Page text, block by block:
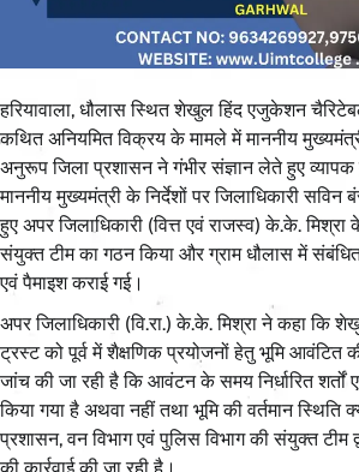
हरियावाला, धौलास स्थित शेखुल हिंद एजुकेशन
कथित अनियमित विक्रय के मामले में माननीय
अनुरूप जिला प्रशासन ने गंभीर संज्ञान लेते हुए व्यापक
माननीय मुख्यमंत्री के निर्देशों पर जिलाधिकारी
हुए अपर जिलाधिकारी (वित्त एवं राजस्व) के.के.
संयुक्त टीम का गठन किया और ग्राम धौलास में
एवं पैमाइश कराई गई।
अपर जिलाधिकारी (वि.रा.) के.के. मिश्रा ने कहा कि
ट्रस्ट को पूर्व में शैक्षणिक प्रयोजनों हेतु भूमि आवंटित
जांच की जा रही है कि आवंटन के समय निर्धारित शर्तों
किया गया है अथवा नहीं तथा भूमि की वर्तमान
प्रशासन, वन विभाग एवं पुलिस विभाग की संयुक्त टीम